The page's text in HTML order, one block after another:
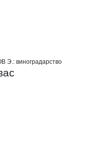
Э.: виноградарство